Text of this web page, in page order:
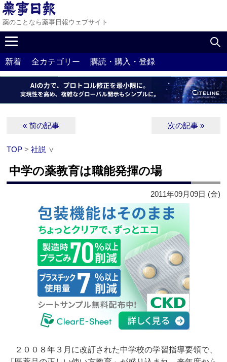
薬のことなら薬事日報ウェブサイト
新着 全カテゴリー 購読・購入・登録
« 前の記事 次の記事 »
TOP >社説 ∨
中学の薬教育は職能発揮の場
2011年09月09日 (金)
２００８年３月に改訂された中学校の学習指導要領で、